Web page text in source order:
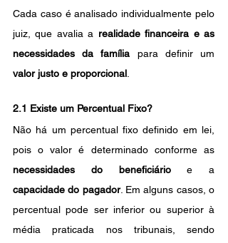
Cada caso é analisado individualmente pelo
juiz, que avalia a realidade financeira e as
necessidades da família
valor justo e proporcional
2.1 Existe um Percentual Fixo?
Não há um percentual fixo definido em lei,
necessidades do beneficiário
capacidade do pagador. Em alguns casos, o
percentual pode ser inferior ou superior à
média praticada nos tribunais, sendo